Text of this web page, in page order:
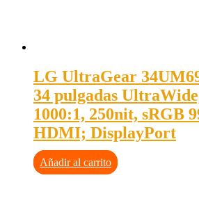
LG UltraGear
34 pulgadas
1000:1, 250nit, sRGB
HDMI; DisplayPort
Añadir al carrito